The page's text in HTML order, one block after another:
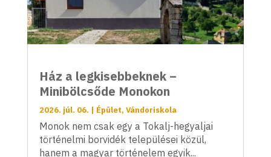
Ház a legkisebbeknek –
Minibölcsőde Monokon
2026. júl. 06. | Épület, Vándoriskola
Monok nem csak egy a Tokalj-hegyaljai
történelmi borvidék települései közül,
hanem a magyar történelem egyik...